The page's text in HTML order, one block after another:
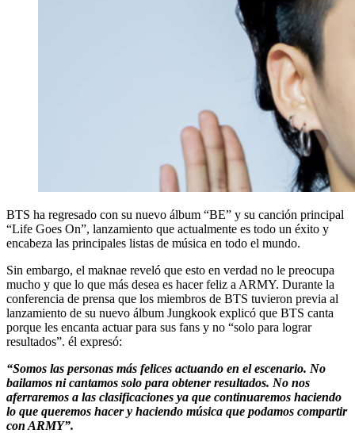
BTS ha regresado con su nuevo álbum “BE” y su canción principal
“Life Goes On”, lanzamiento que actualmente es todo un éxito y
encabeza las principales listas de música en todo el mundo.
Sin embargo, el maknae reveló que esto en verdad no le preocupa
mucho y que lo que más desea es hacer feliz a ARMY. Durante la
conferencia de prensa que los miembros de BTS tuvieron previa al
lanzamiento de su nuevo álbum Jungkook explicó que BTS canta
porque les encanta actuar para sus fans y no “solo para lograr
resultados”. él expresó:
“Somos las personas más felices actuando en el escenario. No
bailamos ni cantamos solo para obtener resultados. No nos
aferraremos a las clasificaciones ya que continuaremos haciendo
lo que queremos hacer y haciendo música que podamos compartir
con ARMY”.